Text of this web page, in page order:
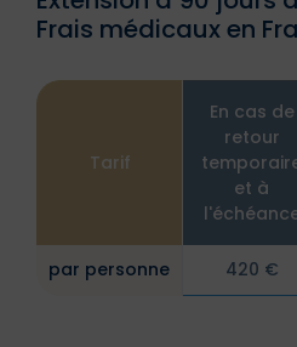
Frais médicaux en
Tarif
En cas de
retour
et à
par personne 420 €